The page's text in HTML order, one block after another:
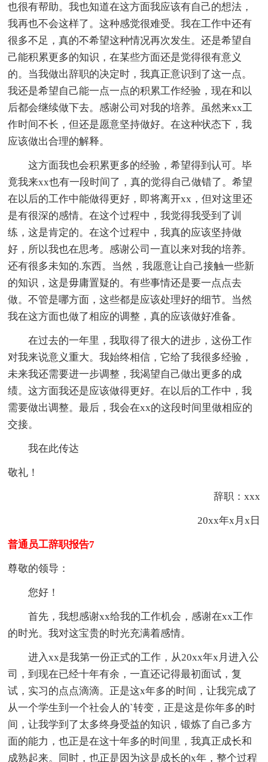
也很有帮助。我也知道在这方面我应该有自己的想法，
我再也不会这样了。这种感觉很难受。我在工作中还有
很多不足，真的不希望这种情况再次发生。还是希望自
己能积累更多的知识，在某些方面还是觉得很有意义
的。当我做出辞职的决定时，我真正意识到了这一点。
我还是希望自己能一点一点的积累工作经验，现在和以
后都会继续做下去。感谢公司对我的培养。虽然来xx工
作时间不长，但还是愿意坚持做好。在这种状态下，我
应该做出合理的解释。
这方面我也会积累更多的经验，希望得到认可。毕
竟我来xx也有一段时间了，真的觉得自己做错了。希望
在以后的工作中能做得更好，即将离开xx，但对这里还
是有很深的感情。在这个过程中，我觉得我受到了训
练，这是肯定的。在这个过程中，我真的应该坚持做
好，所以我也在思考。感谢公司一直以来对我的培养。
还有很多未知的.东西。当然，我愿意让自己接触一些新
的知识，这是毋庸置疑的。有些事情还是要一点点去
做。不管是哪方面，这些都是应该处理好的细节。当然
我在这方面也做了相应的调整，真的应该做好准备。
在过去的一年里，我取得了很大的进步，这份工作
对我来说意义重大。我始终相信，它给了我很多经验，
未来我还需要进一步调整，我渴望自己做出更多的成
绩。这方面我还是应该做得更好。在以后的工作中，我
需要做出调整。最后，我会在xx的这段时间里做相应的
交接。
我在此传达
敬礼！
辞职：xxx
20xx年x月x日
普通员工辞职报告7
尊敬的领导：
您好！
首先，我想感谢xx给我的工作机会，感谢在xx工作
的时光。我对这宝贵的时光充满着感情。
进入xx是我第一份正式的工作，从20xx年x月进入公
司，到现在已经十年有余，一直还记得最初面试，复
试，实习的点点滴滴。正是这x年多的时间，让我完成了
从一个学生到一个社会人的`转变，正是这是你年多的时
间，让我学到了太多终身受益的知识，锻炼了自己多方
面的能力，也正是在这十年多的时间里，我真正成长和
成熟起来。同时，也正是因为这是成长的x年，整个过程